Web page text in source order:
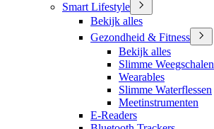
Smart Lifestyle
Bekijk alles
Gezondheid & Fitness
Bekijk alles
Slimme Weegschalen
Wearables
Slimme Waterflessen
Meetinstrumenten
E-Readers